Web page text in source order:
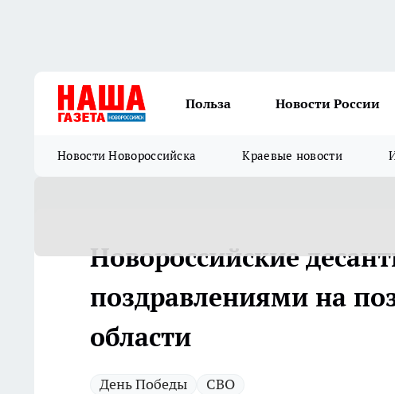
Польза Новости России
Новости Новороссийска Краевые новости
Новороссийские
поздравлениями на
области
День Победы СВО